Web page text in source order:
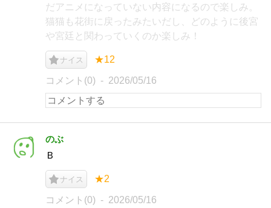
だアニメになっていない内容になるので楽しみ。
猫猫も花街に戻ったみたいだし、どのように後宮
や宮廷と関わっていくのか楽しみ！
ナイス ★12
コメント(0) 2026/05/16
のぶ
Ｂ
ナイス ★2
コメント(0) 2026/05/16